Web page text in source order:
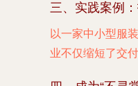
三、实践案例
以一家中小型服
业不仅缩短了交